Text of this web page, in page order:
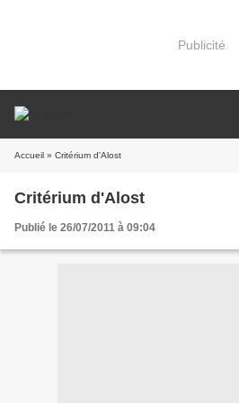
Publicité
Accueil » Critérium d'Alost
Critérium d'Alost
Publié le 26/07/2011 à 09:04